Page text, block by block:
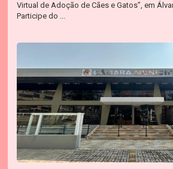
Virtual de Adoção de Cães e Gatos”, em
Participe do ...